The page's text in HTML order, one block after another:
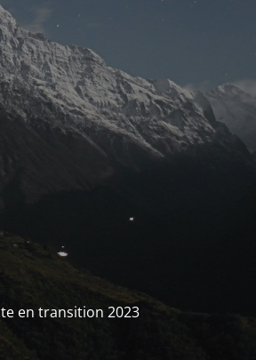
en transition 2023